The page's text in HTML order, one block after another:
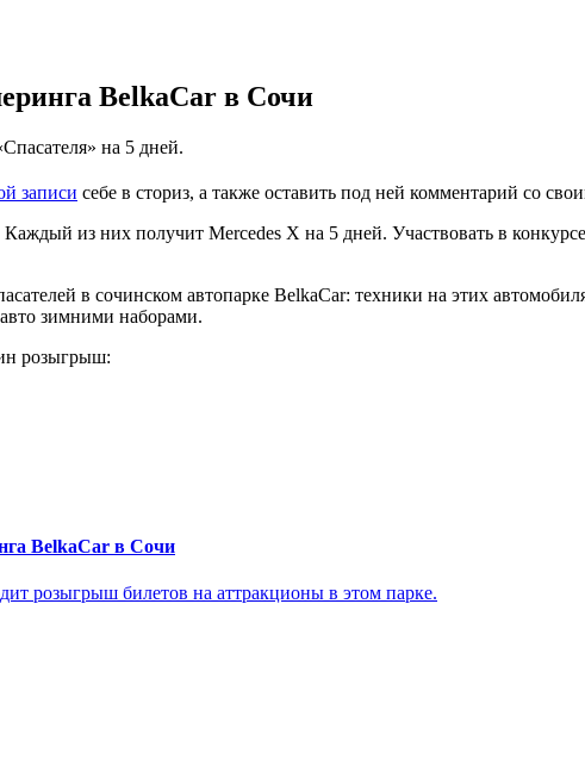
BelkaCar в Сочи
на 5 дней.
записи себе в сториз, а также оставить под ней комментарий со
из них получит Mercedes X на 5 дней. Участвовать в
в сочинском автопарке BelkaCar: техники на этих
зимними наборами.
розыгрыш:
BelkaCar в Сочи
розыгрыш билетов на аттракционы в этом парке.